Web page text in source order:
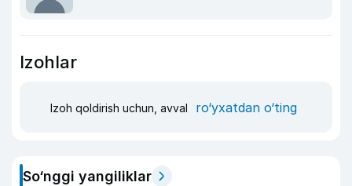
Izohlar
Izoh qoldirish uchun, avval ro‘yxatdan o‘ting
So‘nggi yangiliklar